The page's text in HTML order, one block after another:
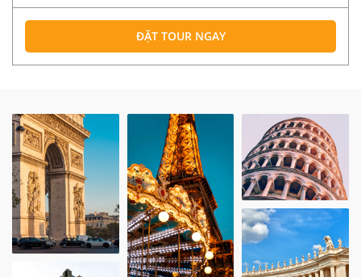
ĐẶT TOUR NGAY